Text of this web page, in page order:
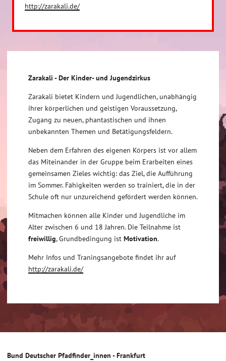
http://zarakali.de/
Zarakali - Der Kinder- und Jugendzirkus
Zarakali bietet Kindern und Jugendlichen, unabhängig
ihrer körperlichen und geistigen Voraussetzung,
Zugang zu neuen, phantastischen und ihnen
unbekannten Themen und Betätigungsfeldern.
Neben dem Erfahren des eigenen Körpers ist vor allem
das Miteinander in der Gruppe beim Erarbeiten eines
gemeinsamen Zieles wichtig: das Ziel, die Aufführung
im Sommer. Fähigkeiten werden so trainiert, die in der
Schule oft nur unzureichend gefördert werden können.
Mitmachen können alle Kinder und Jugendliche im
Alter zwischen 6 und 18 Jahren. Die Teilnahme ist
freiwillig, Grundbedingung ist Motivation.
Mehr Infos und Traningsangebote findet ihr auf
http://zarakali.de/
Bund Deutscher Pfadfinder_innen - Frankfurt